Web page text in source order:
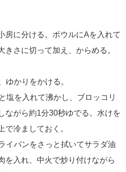
房に分ける。ボウルにAを入れて
さに切って加え、からめる。
ゆかりをかける。
塩を入れて沸かし、ブロッコリ
ながら約1分30秒ゆでる。水けを
で冷ましておく。
イパンをさっと拭いてサラダ油
を入れ、中火で炒り付けながら